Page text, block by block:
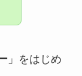
」をはじめ